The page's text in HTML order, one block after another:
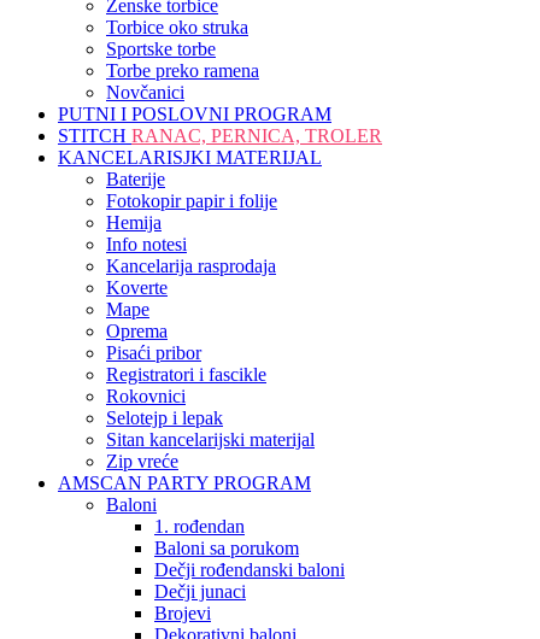
Ženske torbice
Torbice oko struka
Sportske torbe
Torbe preko ramena
Novčanici
PUTNI I POSLOVNI PROGRAM
STITCH RANAC, PERNICA, TROLER
KANCELARISJKI MATERIJAL
Baterije
Fotokopir papir i folije
Hemija
Info notesi
Kancelarija rasprodaja
Koverte
Mape
Oprema
Pisaći pribor
Registratori i fascikle
Rokovnici
Selotejp i lepak
Sitan kancelarijski materijal
Zip vreće
AMSCAN PARTY PROGRAM
Baloni
1. rođendan
Baloni sa porukom
Dečji rođendanski baloni
Dečji junaci
Brojevi
Dekorativni baloni